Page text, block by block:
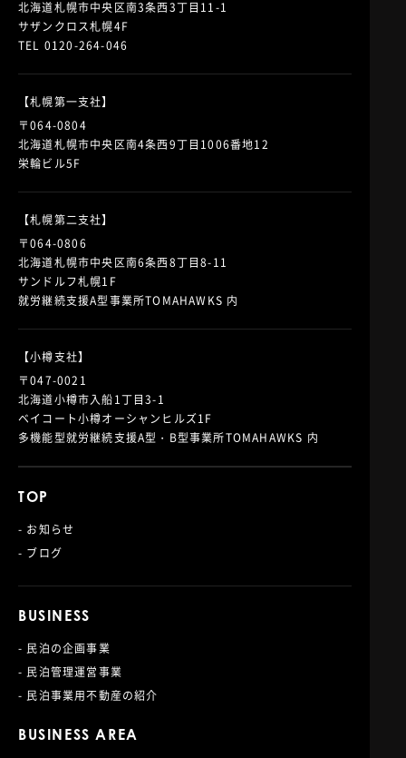
北海道札幌市中央区南3条西3丁目11-1
サザンクロス札幌4F
TEL 0120-264-046
【札幌第一支社】
〒064-0804
北海道札幌市中央区南4条西9丁目1006番地12
栄輪ビル5F
【札幌第二支社】
〒064-0806
北海道札幌市中央区南6条西8丁目8-11
サンドルフ札幌1F
就労継続支援A型事業所TOMAHAWKS 内
【小樽支社】
〒047-0021
北海道小樽市入船1丁目3-1
ベイコート小樽オーシャンヒルズ1F
多機能型就労継続支援A型・B型事業所TOMAHAWKS 内
TOP
- お知らせ
- ブログ
BUSINESS
- 民泊の企画事業
- 民泊管理運営事業
- 民泊事業用不動産の紹介
BUSINESS AREA